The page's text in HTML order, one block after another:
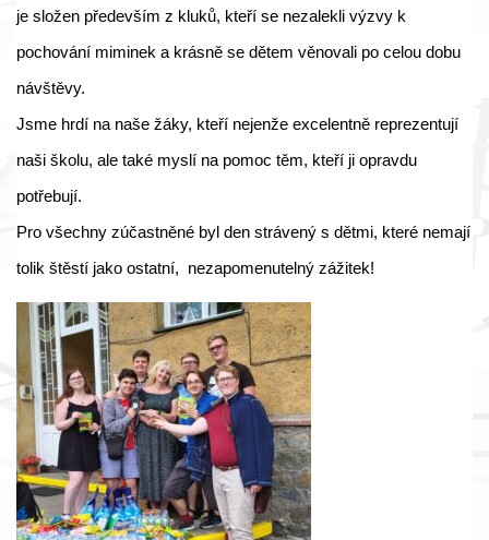
je složen především z kluků, kteří se nezalekli výzvy k
pochování miminek a krásně se dětem věnovali po celou dobu
návštěvy.
Jsme hrdí na naše žáky, kteří nejenže excelentně reprezentují
naši školu, ale také myslí na pomoc těm, kteří ji opravdu
potřebují.
Pro všechny zúčastněné byl den strávený s dětmi, které nemají
tolik štěstí jako ostatní, nezapomenutelný zážitek!